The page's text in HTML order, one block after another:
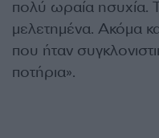
πολύ ωραία ησυχία.
μελετημένα. Ακόμα
που ήταν
ποτήρια».